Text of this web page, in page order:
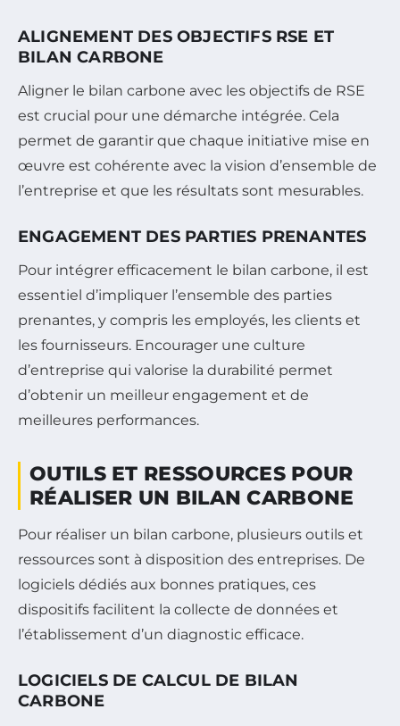
ALIGNEMENT DES OBJECTIFS RSE ET
BILAN CARBONE
Aligner le bilan carbone avec les objectifs de RSE
est crucial pour une démarche intégrée. Cela
permet de garantir que chaque initiative mise en
œuvre est cohérente avec la vision d’ensemble de
l’entreprise et que les résultats sont mesurables.
ENGAGEMENT DES PARTIES PRENANTES
Pour intégrer efficacement le bilan carbone, il est
essentiel d’impliquer l’ensemble des parties
prenantes, y compris les employés, les clients et
les fournisseurs. Encourager une culture
d’entreprise qui valorise la durabilité permet
d’obtenir un meilleur engagement et de
meilleures performances.
OUTILS ET RESSOURCES POUR
RÉALISER UN BILAN CARBONE
Pour réaliser un bilan carbone, plusieurs outils et
ressources sont à disposition des entreprises. De
logiciels dédiés aux bonnes pratiques, ces
dispositifs facilitent la collecte de données et
l’établissement d’un diagnostic efficace.
LOGICIELS DE CALCUL DE BILAN
CARBONE